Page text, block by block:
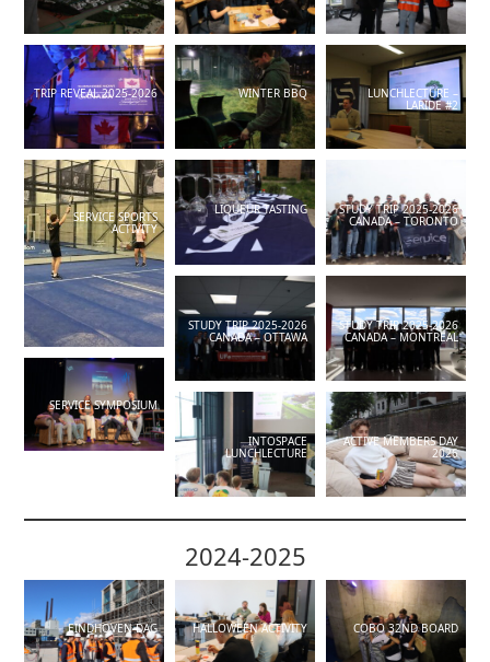
TRIP REVEAL 2025-2026 WINTER BBQ LUNCHLECTURE –
LARIDE #2
SERVICE SPORTS
ACTIVITY
LIQUEUR TASTING STUDY TRIP 2025-2026
CANADA – TORONTO
STUDY TRIP 2025-2026
CANADA – OTTAWA
STUDY TRIP 2025-2026
CANADA – MONTREAL
SERVICE SYMPOSIUM
INTOSPACE
LUNCHLECTURE
ACTIVE MEMBERS DAY
2026
2024-2025
EINDHOVEN DAG HALLOWEEN ACTIVITY COBO 32ND BOARD